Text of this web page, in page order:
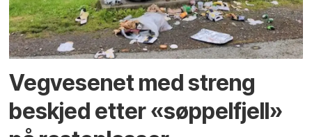
Vegvesenet med streng
beskjed etter «søppelfjell»